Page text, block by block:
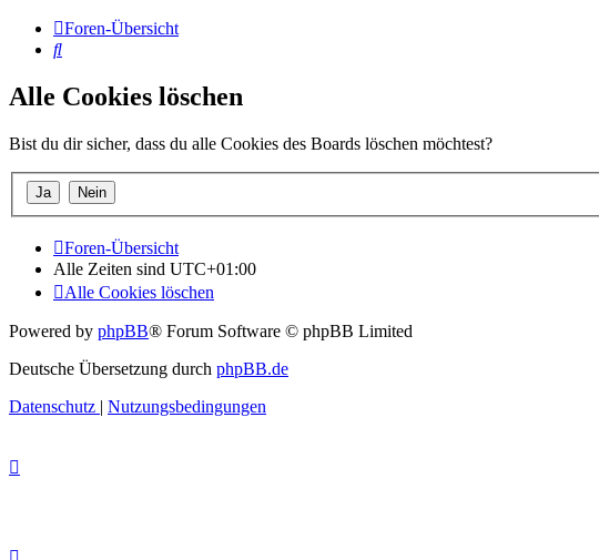
Foren-Übersicht
Suche
Alle Cookies löschen
Bist du dir sicher, dass du alle Cookies des Boards löschen möchtest?
Foren-Übersicht
Alle Zeiten sind UTC+01:00
Alle Cookies löschen
Powered by phpBB® Forum Software © phpBB Limited
Deutsche Übersetzung durch phpBB.de
Datenschutz | Nutzungsbedingungen